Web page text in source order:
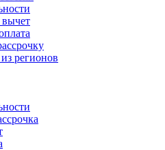
регионов